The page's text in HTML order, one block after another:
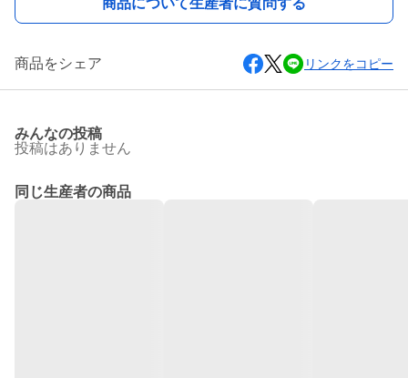
商品をシェア リンクをコピー
みんなの投稿
投稿はありません
同じ生産者の商品